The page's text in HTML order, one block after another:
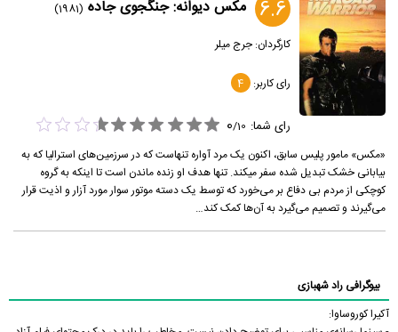
6.6 مکس دیوانه: جنگجوی جاده (1981)
کارگردان:جرج میلر
رای کاربر: 4
رای شما: 0/10
«مکس» مامور پلیس سابق، اکنون یک مرد آواره تنهاست که در سرزمین‌های استرالیا که به
بیابانی خشک تبدیل شده سفر میکند. تنها هدف او زنده ماندن است تا اینکه به گروه
کوچکی از مردم بی دفاع بر می‌خورد که توسط یک دسته موتور سوار مورد آزار و اذیت قرار
می‌گیرند و تصمیم می‌گیرد به آن‌ها کمک کند…
بیوگرافی راد شهبازی
آکیرا کوروساوا: